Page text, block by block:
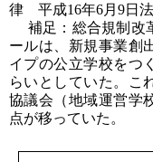
律 平成16年6月9日法
補足：総合規制改
ールは、新規事業創
イプの公立学校をつ
らいとしていた。こ
協議会（地域運営学
点が移っていた。